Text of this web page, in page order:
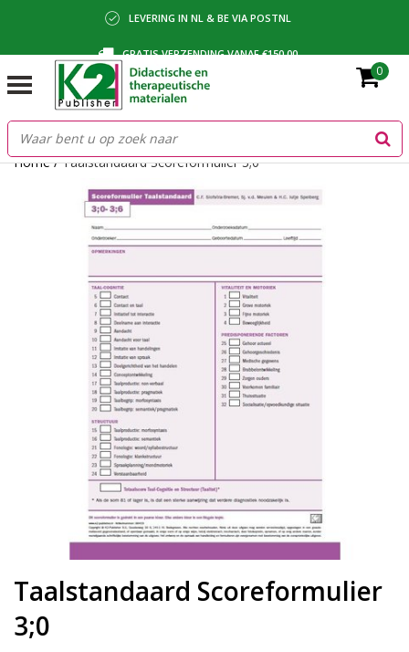
LEVERING IN NL & BE VIA POSTNL
GRATIS VERZENDING VANAF €150,00
BETALING VIA IDEAL, BANCONTACT OF FACTUUR
0
Home/Taalstandaard Scoreformulier 3;0
Taalstandaard Scoreformulier
3;0